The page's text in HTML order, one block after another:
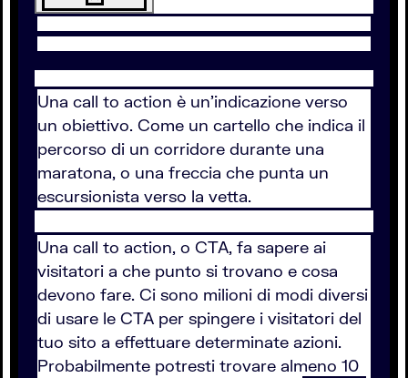
Una call to action è un’indicazione verso
un obiettivo. Come un cartello che indica il
percorso di un corridore durante una
maratona, o una freccia che punta un
escursionista verso la vetta.
Una call to action, o CTA, fa sapere ai
visitatori a che punto si trovano e cosa
devono fare. Ci sono milioni di modi diversi
di usare le CTA per spingere i visitatori del
tuo sito a effettuare determinate azioni.
Probabilmente potresti trovare almeno 10